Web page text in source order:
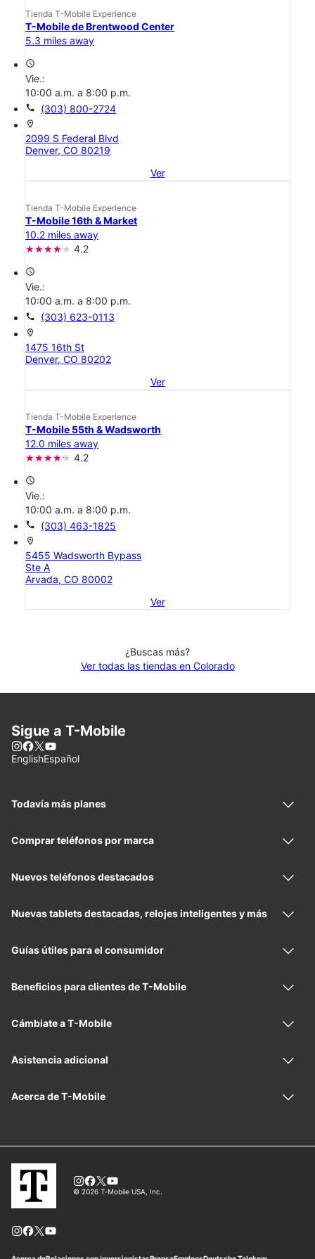
Tienda T-Mobile Experience
T-Mobile de Brentwood Center
5.3 miles away
access_time
Vie.:
10:00 a.m. a 8:00 p.m.
call (303) 800-2724
location_on
2099 S Federal Blvd
Denver, CO 80219
Ver
Tienda T-Mobile Experience
T-Mobile 16th & Market
10.2 miles away
4.2
access_time
Vie.:
10:00 a.m. a 8:00 p.m.
call (303) 623-0113
location_on
1475 16th St
Denver, CO 80202
Ver
Tienda T-Mobile Experience
T-Mobile 55th & Wadsworth
12.0 miles away
4.2
access_time
Vie.:
10:00 a.m. a 8:00 p.m.
call (303) 463-1825
location_on
5455 Wadsworth Bypass
Ste A
Arvada, CO 80002
Ver
¿Buscas más?
Ver todas las tiendas en Colorado